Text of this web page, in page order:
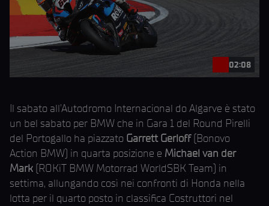
02:08
Il sabato all’Autodromo Internacional do Algarve è stato
un bel sabato per BMW che in Gara 1 del Round Pirelli
del Portogallo ha piazzato Garrett Gerloff(Bonovo
Action BMW) in quarta posizione e Michael van der
Mark (ROKiT BMW Motorrad WorldSBK Team) in
settima, allungando così nei confronti di Honda nella
lotta per il quarto posto in classifica Costruttori nel